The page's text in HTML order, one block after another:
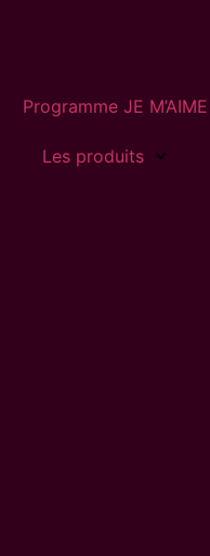
Programme JE M’AIME
Les produits